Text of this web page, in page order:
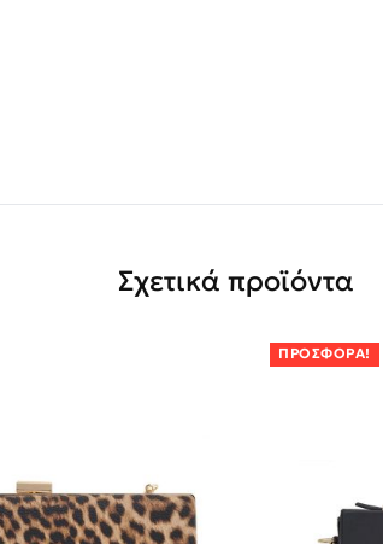
Σχετικά προϊόντα
ΠΡΟΣΦΟΡΆ!